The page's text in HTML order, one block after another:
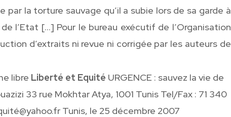
la torture sauvage qu’il a subie lors de sa garde à
l’Etat […] Pour le bureau exécutif de l’Organisation
d’extraits ni revue ni corrigée par les auteurs de
libre Liberté et Equité URGENCE : sauvez la vie de
33 rue Mokhtar Atya, 1001 Tunis Tel/Fax : 71 340
Tunis, le 25 décembre 2007